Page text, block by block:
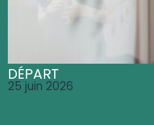
DÉPART
25 juin 2026